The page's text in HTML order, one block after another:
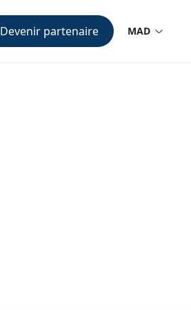
Devenir partenaire MAD